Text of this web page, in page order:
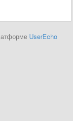
UserEcho